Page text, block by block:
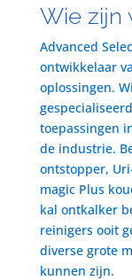
Wie zijn
Advanced
ontwikkelaar
oplossingen.
toepassingen
de industrie.
ontstopper,
magic Plus
kal ontkalker
reinigers ooit
diverse grote
kunnen zijn.